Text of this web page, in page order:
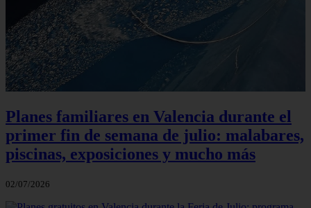
Planes familiares en Valencia durante el
primer fin de semana de julio: malabares,
piscinas, exposiciones y mucho más
02/07/2026